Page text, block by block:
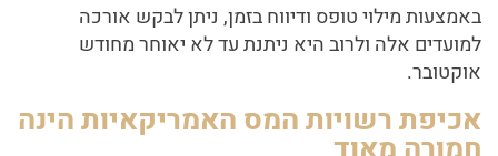
באמצעות מילוי טופס ודיווח בזמן, ניתן לבקש אורכה
למועדים אלה ולרוב היא ניתנת עד לא יאוחר מחודש
אוקטובר.
אכיפת רשויות המס האמריקאיות הינה